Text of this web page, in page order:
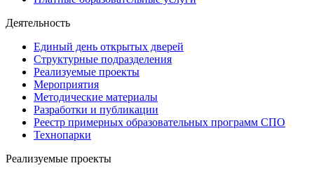
Деятельность
Единый день открытых дверей
Структурные подразделения
Реализуемые проекты
Мероприятия
Методические материалы
Разработки и публикации
Реестр примерных образовательных программ СПО
Технопарки
Реализуемые проекты